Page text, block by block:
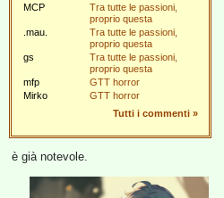
MCP
Tra tutte le passioni,
proprio questa
.mau.
Tra tutte le passioni,
proprio questa
gs
Tra tutte le passioni,
proprio questa
mfp
GTT horror
Mirko
GTT horror
Tutti i commenti »
è già notevole.